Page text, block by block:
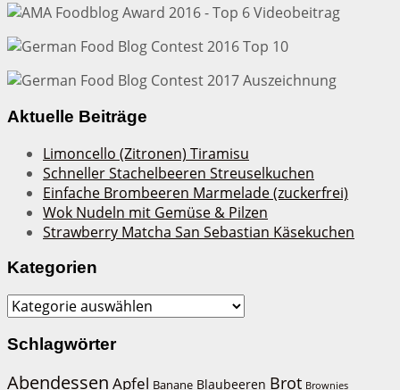
Aktuelle Beiträge
Limoncello (Zitronen) Tiramisu
Schneller Stachelbeeren Streuselkuchen
Einfache Brombeeren Marmelade (zuckerfrei)
Wok Nudeln mit Gemüse & Pilzen
Strawberry Matcha San Sebastian Käsekuchen
Kategorien
Kategorien
Schlagwörter
Abendessen Apfel Banane Blaubeeren Brot Brownies